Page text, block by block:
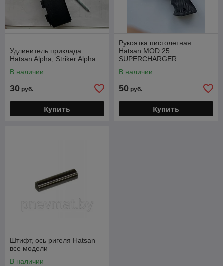
Удлинитель приклада
Hatsan Alpha, Striker Alpha
В наличии
30 руб.
Купить
Рукоятка пистолетная
Hatsan MOD 25
SUPERCHARGER
В наличии
50 руб.
Купить
Штифт, ось ригеля Hatsan
все модели
В наличии